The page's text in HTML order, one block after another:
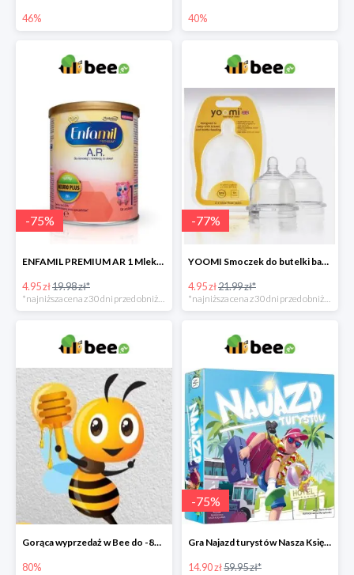
46% 40%
-75%
ENFAMIL PREMIUM AR 1 Mleko początkowe dla niemowląt -75%
4.95 zł19.98 zł*
*najniższa cena z 30 dni przed obniżką
-77%
YOOMI Smoczek do butelki bardzo wolny przepływ 0 m+ 2 szt. -77%
4.95 zł21.99 zł*
*najniższa cena z 30 dni przed obniżką
Gorąca wyprzedaż w Bee do -80%
80%
-75%
Gra Najazd turystów Nasza Księgarnia -75%
14.90 zł59.95 zł*